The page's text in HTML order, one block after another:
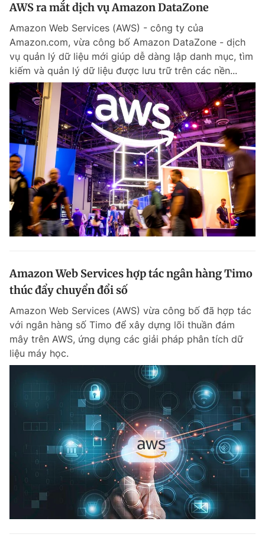
AWS ra mắt dịch vụ Amazon DataZone
Amazon Web Services (AWS) - công ty của
Amazon.com, vừa công bố Amazon DataZone - dịch
vụ quản lý dữ liệu mới giúp dễ dàng lập danh mục, tìm
kiếm và quản lý dữ liệu được lưu trữ trên các nền...
Amazon Web Services hợp tác ngân hàng Timo
thúc đẩy chuyển đổi số
Amazon Web Services (AWS) vừa công bố đã hợp tác
với ngân hàng số Timo để xây dựng lõi thuần đám
mây trên AWS, ứng dụng các giải pháp phân tích dữ
liệu máy học.